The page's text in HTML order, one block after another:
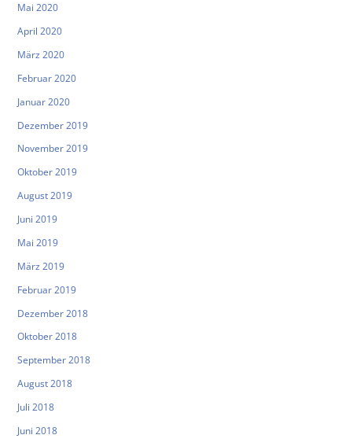
Mai 2020
April 2020
März 2020
Februar 2020
Januar 2020
Dezember 2019
November 2019
Oktober 2019
August 2019
Juni 2019
Mai 2019
März 2019
Februar 2019
Dezember 2018
Oktober 2018
September 2018
August 2018
Juli 2018
Juni 2018